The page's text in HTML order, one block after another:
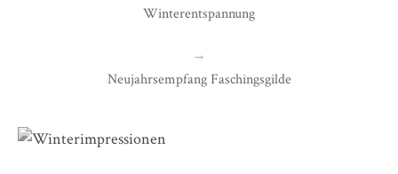
Winterentspannung
→
Neujahrsempfang Faschingsgilde